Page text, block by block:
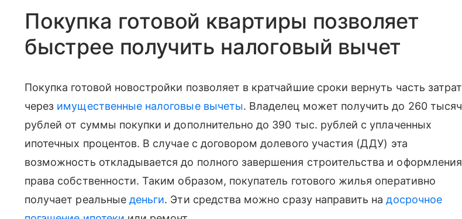
Покупка готовой квартиры позволяет
быстрее получить налоговый вычет
Покупка готовой новостройки позволяет в кратчайшие сроки вернуть часть затрат
через имущественные налоговые вычеты. Владелец может получить до 260 тысяч
рублей от суммы покупки и дополнительно до 390 тыс. рублей с уплаченных
ипотечных процентов. В случае с договором долевого участия (ДДУ) эта
возможность откладывается до полного завершения строительства и оформления
права собственности. Таким образом, покупатель готового жилья оперативно
получает реальные деньги. Эти средства можно сразу направить надосрочное